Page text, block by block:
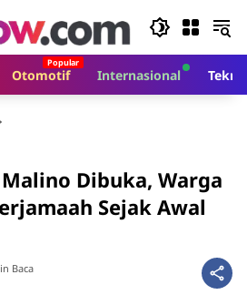
Otomotif Internasional
Dibuka, Warga
Sejak Awal
Baca